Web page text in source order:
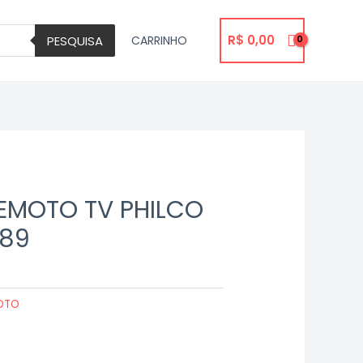
PESQUISA CARRINHO R$ 0,00
TV PHILCO